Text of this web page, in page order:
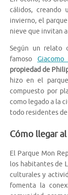
cálidos, creando
invierno, el
nieve que invitan
Según un relato
famoso Giacomo
propiedad de
hizo en el
compuesto por
como legado a la
todo residentes
Cómo llegar
El Parque Mon
los habitantes de
culturales y
fomenta la